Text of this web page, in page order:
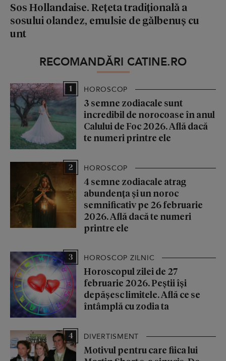
Sos Hollandaise. Rețeta tradițională a
sosului olandez, emulsie de gălbenuș cu
unt
RECOMANDĂRI CATINE.RO
1 HOROSCOP
3 semne zodiacale sunt
incredibil de norocoase în anul
Calului de Foc 2026. Află dacă
te numeri printre ele
2 HOROSCOP
4 semne zodiacale atrag
abundența și un noroc
semnificativ pe 26 februarie
2026. Află dacă te numeri
printre ele
3 HOROSCOP ZILNIC
Horoscopul zilei de 27
februarie 2026. Peștii își
depășesc limitele. Află ce se
întâmplă cu zodia ta
4 DIVERTISMENT
Motivul pentru care fiica lui